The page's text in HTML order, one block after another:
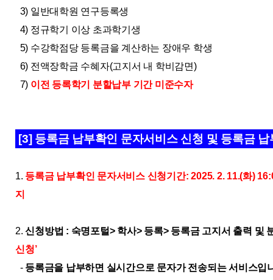
3) 일반대학원 연구등록생
4) 정규학기 이상 초과학기생
5) 수강학점당 등록금을 계산하는 장애우 학생
6) 전액장학금 수혜자(고지서 내 학비감면)
7) 이전 등록학기 분할납부 기간 미준수자
[3] 등록금 납부확인 문자서비스 신청 및 등록금 납
1. 등록금 납부확인 문자서비스 신청기간: 2025. 2. 11.(화)
지
2.신청방법 : 숙명포털> 학사> 등록> 등록금 고지서 출력 및
신청’
- 등록금을 납부하면 실시간으로 문자가 전송되는 서비스입